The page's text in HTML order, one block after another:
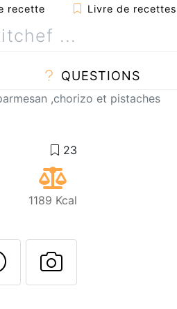
recette Livre de recettes
QUESTIONS
,chorizo et pistaches
1189 Kcal
recette à un
cette page
Poser une
Publier